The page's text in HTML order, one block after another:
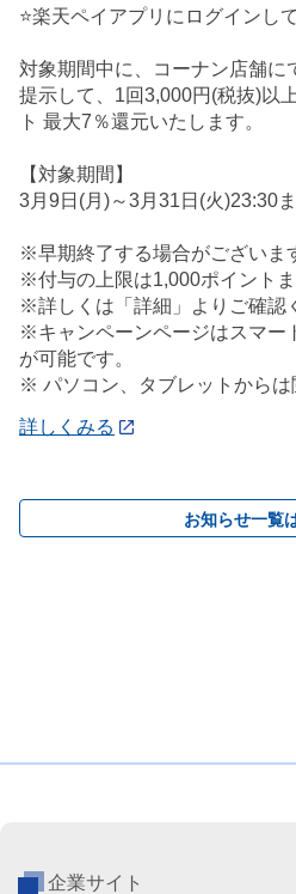
⭐楽天ペイアプリにログインし
対象期間中に、コーナン店舗に
提示して、1回3,000円(税抜)以
ト 最大7％還元いたします。
【対象期間】
3月9日(月)～3月31日(火)23:30
※早期終了する場合がございま
※付与の上限は1,000ポイントま
※詳しくは「詳細」よりご確認
※キャンペーンページはスマー
が可能です。
※ パソコン、タブレットからは
詳しくみる
お知らせ一覧
企業サイト